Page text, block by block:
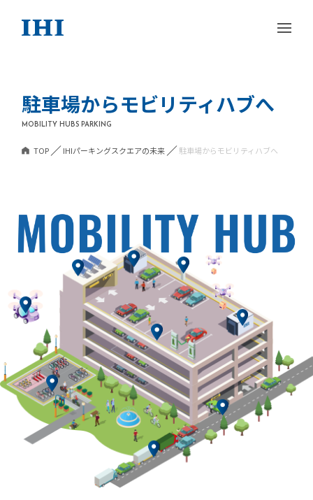
駐車場からモビリティハブへ
MOBILITY HUBS PARKING
TOP IHIパーキングスクエアの未来 駐車場からモビリティハブへ